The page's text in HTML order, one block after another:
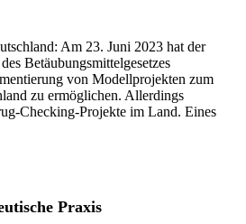
Am 23. Juni 2023 hat der
Betäubungsmittelgesetzes
von Modellprojekten zum
zu ermöglichen. Allerdings
Checking-Projekte im Land. Eines
Praxis